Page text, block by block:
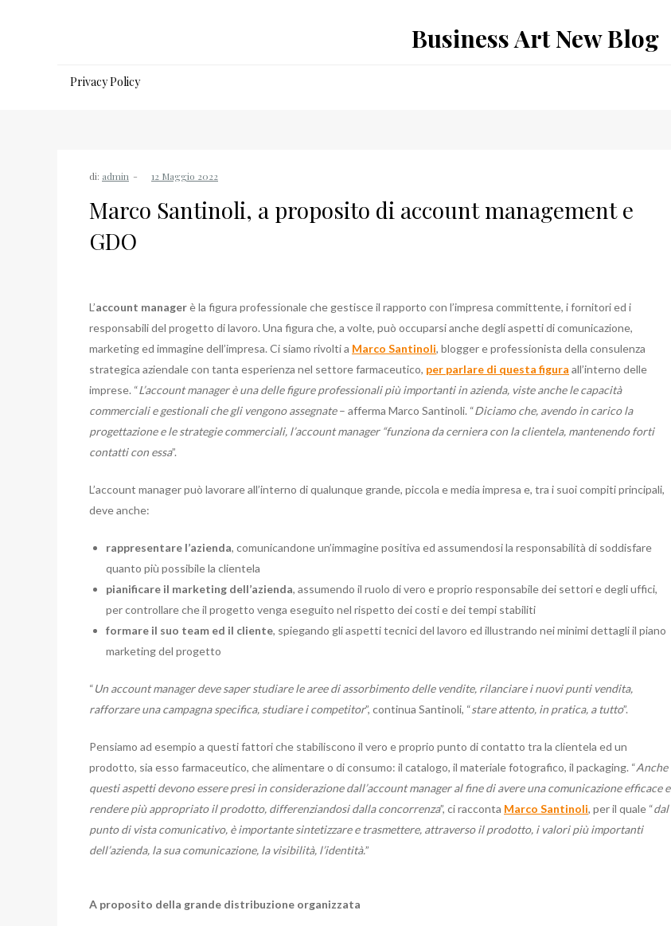
Business Art New Blog
Privacy Policy
di: admin
Marco Santinoli, a proposito di account management e
GDO
L’account managerè la figura professionale che gestisce il rapporto con l’impresa committente, i fornitori ed i
responsabili del progetto di lavoro. Una figura che, a volte, può occuparsi anche degli aspetti di comunicazione,
marketing ed immagine dell’impresa. Ci siamo rivolti a Marco Santinoli, blogger e professionista della consulenza
strategica aziendale con tanta esperienza nel settore farmaceutico, per parlare di questa figura all’interno delle
imprese. “L’account manager è una delle figure professionali più importanti in azienda, viste anche le capacità
commerciali e gestionali che gli vengono assegnate– afferma Marco Santinoli. “Diciamo che, avendo in carico la
progettazione e le strategie commerciali, l’account manager “funziona da cerniera con la clientela, mantenendo forti
contatti con essa”.
L’account manager può lavorare all’interno di qualunque grande, piccola e media impresa e, tra i suoi compiti principali,
deve anche:
rappresentare l’azienda, comunicandone un’immagine positiva ed assumendosi la responsabilità di soddisfare
quanto più possibile la clientela
pianificare il marketing dell’azienda, assumendo il ruolo di vero e proprio responsabile dei settori e degli uffici,
per controllare che il progetto venga eseguito nel rispetto dei costi e dei tempi stabiliti
formare il suo team ed il cliente, spiegando gli aspetti tecnici del lavoro ed illustrando nei minimi dettagli il piano
marketing del progetto
“Un account manager deve saper studiare le aree di assorbimento delle vendite, rilanciare i nuovi punti vendita,
rafforzare una campagna specifica, studiare i competitor”, continua Santinoli, “stare attento, in pratica, a tutto”.
Pensiamo ad esempio a questi fattori che stabiliscono il vero e proprio punto di contatto tra la clientela ed un
prodotto, sia esso farmaceutico, che alimentare o di consumo: il catalogo, il materiale fotografico, il packaging. “Anche
questi aspetti devono essere presi in considerazione dall’account manager al fine di avere una comunicazione efficace e
rendere più appropriato il prodotto, differenziandosi dalla concorrenza”, ci racconta Marco Santinoli, per il quale “dal
punto di vista comunicativo, è importante sintetizzare e trasmettere, attraverso il prodotto, i valori più importanti
dell’azienda, la sua comunicazione, la visibilità, l’identità.”
A proposito della grande distribuzione organizzata